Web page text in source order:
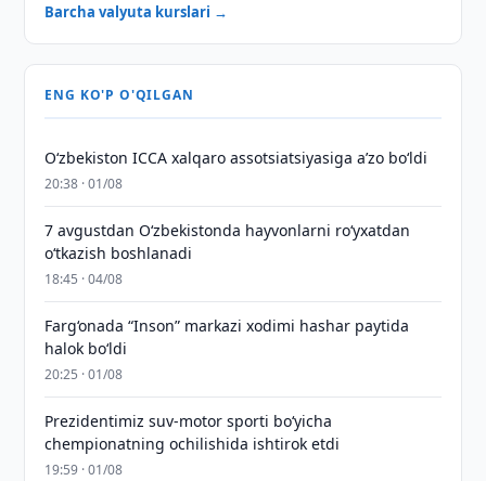
Barcha valyuta kurslari →
ENG KO'P O'QILGAN
O‘zbekiston ICCA xalqaro assotsiatsiyasiga aʼzo bo‘ldi
20:38 · 01/08
7 avgustdan O‘zbekistonda hayvonlarni ro‘yxatdan
o‘tkazish boshlanadi
18:45 · 04/08
Farg‘onada “Inson” markazi xodimi hashar paytida
halok bo‘ldi
20:25 · 01/08
Prezidentimiz suv-motor sporti bo‘yicha
chempionatning ochilishida ishtirok etdi
19:59 · 01/08